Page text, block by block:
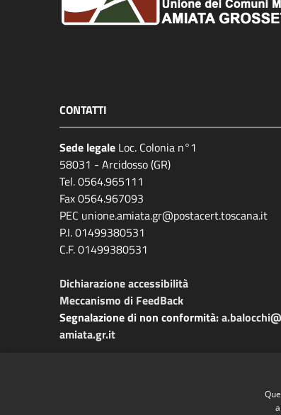
CONTATTI
Sede legale Loc. Colonia n°1
58031 - Arcidosso (GR)
Tel. 0564.965111
Fax 0564.967093
PEC unione.amiata.gr@postacert.toscana.it
P.I. 01499380531
C.F. 01499380531
Dichiarazione accessibilità
Meccanismo di FeedBack
Segnalazione di non conformità:
amiata.gr.it